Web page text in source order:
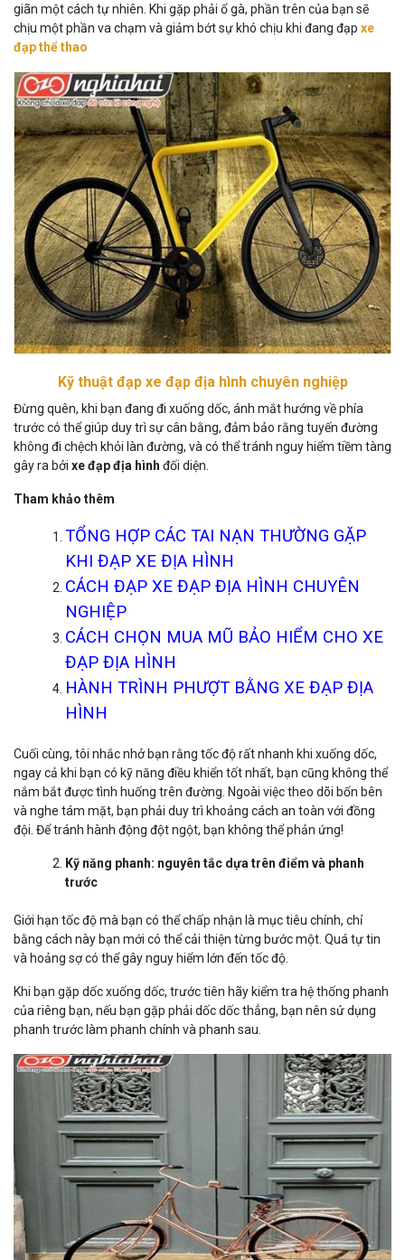
giãn một cách tự nhiên. Khi gặp phải ổ gà, phần trên của bạn sẽ
chịu một phần va chạm và giảm bớt sự khó chịu khi đang đạp xe
đạp thể thao
Kỹ thuật đạp xe đạp địa hình chuyên nghiệp
Đừng quên, khi bạn đang đi xuống dốc, ánh mắt hướng về phía
trước có thể giúp duy trì sự cân bằng, đảm bảo rằng tuyến đường
không đi chệch khỏi làn đường, và có thể tránh nguy hiểm tiềm tàng
gây ra bởi xe đạp địa hình đối diện.
Tham khảo thêm
TỔNG HỢP CÁC TAI NẠN THƯỜNG GẶP
KHI ĐẠP XE ĐỊA HÌNH
CÁCH ĐẠP XE ĐẠP ĐỊA HÌNH CHUYÊN
NGHIỆP
CÁCH CHỌN MUA MŨ BẢO HIỂM CHO XE
ĐẠP ĐỊA HÌNH
HÀNH TRÌNH PHƯỢT BẰNG XE ĐẠP ĐỊA
HÌNH
Cuối cùng, tôi nhắc nhở bạn rằng tốc độ rất nhanh khi xuống dốc,
ngay cả khi bạn có kỹ năng điều khiển tốt nhất, bạn cũng không thể
nắm bắt được tình huống trên đường. Ngoài việc theo dõi bốn bên
và nghe tám mặt, bạn phải duy trì khoảng cách an toàn với đồng
đội. Để tránh hành động đột ngột, bạn không thể phản ứng!
Kỹ năng phanh: nguyên tắc dựa trên điểm và phanh
trước
Giới hạn tốc độ mà bạn có thể chấp nhận là mục tiêu chính, chỉ
bằng cách này bạn mới có thể cải thiện từng bước một. Quá tự tin
và hoảng sợ có thể gây nguy hiểm lớn đến tốc độ.
Khi bạn gặp dốc xuống dốc, trước tiên hãy kiểm tra hệ thống phanh
của riêng bạn, nếu bạn gặp phải dốc dốc thẳng, bạn nên sử dụng
phanh trước làm phanh chính và phanh sau.